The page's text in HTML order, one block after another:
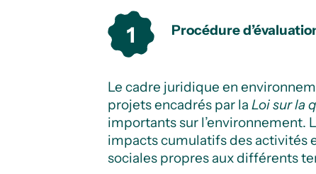
Procédure
Le cadre juridique en
projets encadrés par la Loi sur la
importants sur l’environnement.
impacts cumulatifs des activités
sociales propres aux différents